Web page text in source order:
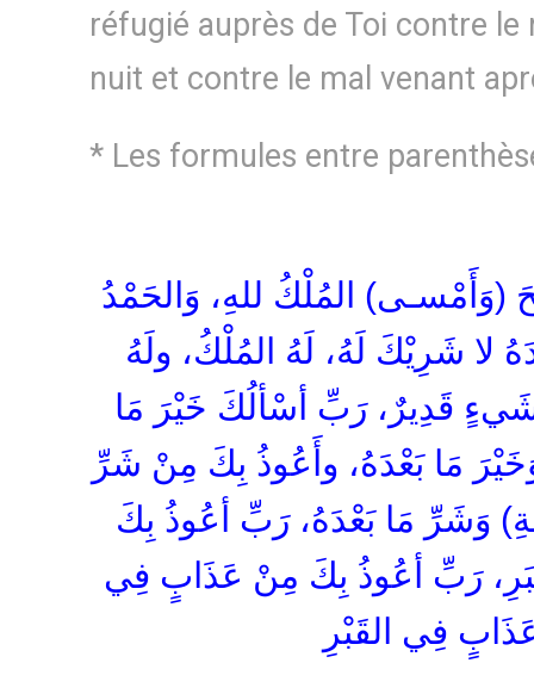
réfugié auprès de Toi contre
nuit et contre le mal venant
* Les formules entre
(وَأَمْسـى) المُلْكُ للهِ، وَالحَمْدُ
لا شَرِيْكَ لَهُ، لَهُ المُلْكُ، ولَهُ
قَدِيرٌ، رَبِّ أسْألُكَ خَيْرَ مَا
وَخَيْرَ مَا بَعْدَهُ، وأَعُوذُ بِكَ مِنْ شَرِّ
وَشَرِّ مَا بَعْدَهُ، رَبِّ أعُوذُ بِكَ
رَبِّ أعُوذُ بِكَ مِنْ عَذَابٍ فِي
فِي القَبْرِ